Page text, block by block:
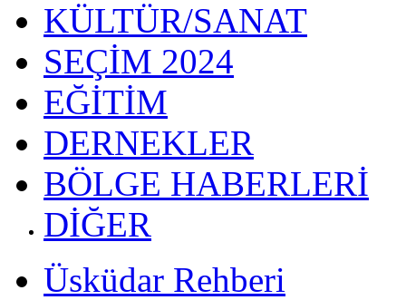
KÜLTÜR/SANAT
SEÇİM 2024
EĞİTİM
DERNEKLER
BÖLGE HABERLERİ
DİĞER
Üsküdar Rehberi